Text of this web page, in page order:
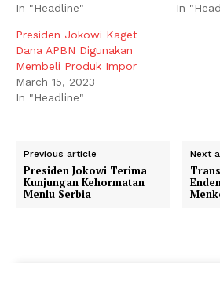
In "Headline"
In
Presiden Jokowi Kaget
Dana APBN Digunakan
Membeli Produk Impor
March 15, 2023
In "Headline"
Previous article
Presiden Jokowi Terima
Kunjungan Kehormatan
Menlu Serbia
Next